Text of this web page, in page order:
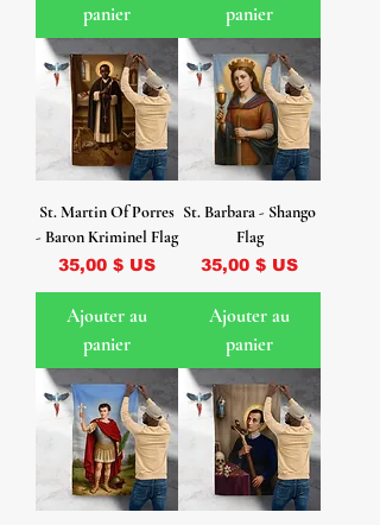
panier
panier
St. Martin Of Porres
- Baron Kriminel Flag
Prix
35,00 $ US
Ajouter au
panier
St. Barbara - Shango
Flag
Prix
35,00 $ US
Ajouter au
panier